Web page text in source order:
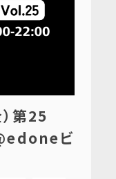
第25
ビ